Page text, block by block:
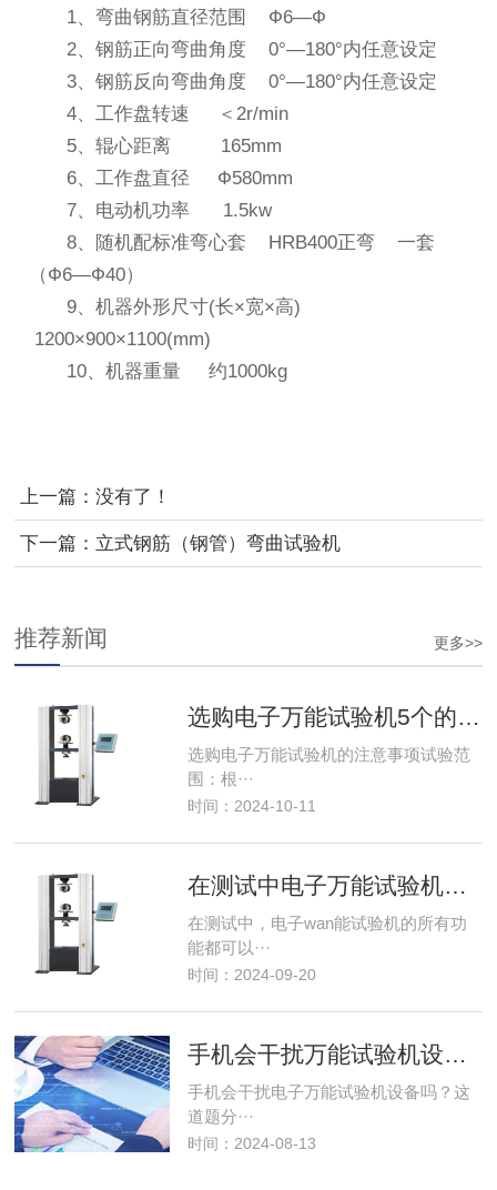
1、弯曲钢筋直径范围 Ф6—Ф
2、钢筋正向弯曲角度 0°—180°内任意设定
3、钢筋反向弯曲角度 0°—180°内任意设定
4、工作盘转速 ＜2r/min
5、辊心距离 165mm
6、工作盘直径 Ф580mm
7、电动机功率 1.5kw
8、随机配标准弯心套 HRB400正弯 一套
（Ф6—Ф40）
9、机器外形尺寸(长×宽×高)
1200×900×1100(mm)
10、机器重量 约1000kg
上一篇：没有了！
下一篇： 立式钢筋（钢管）弯曲试验机
更多>>
推荐新闻
选购电子万能试验机5个的注意事项
选购电子万能试验机的注意事项试验范
围：根···
时间：2024-10-11
在测试中电子万能试验机功能使用
在测试中，电子wan能试验机的所有功
能都可以···
时间：2024-09-20
手机会干扰万能试验机设备吗
手机会干扰电子万能试验机设备吗？这
道题分···
时间：2024-08-13